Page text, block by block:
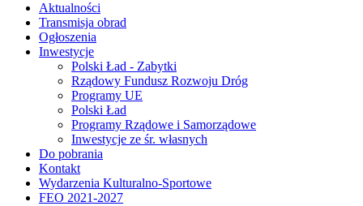
Aktualności
Transmisja obrad
Ogłoszenia
Inwestycje
Polski Ład - Zabytki
Rządowy Fundusz Rozwoju Dróg
Programy UE
Polski Ład
Programy Rządowe i Samorządowe
Inwestycje ze śr. własnych
Do pobrania
Kontakt
Wydarzenia Kulturalno-Sportowe
FEO 2021-2027